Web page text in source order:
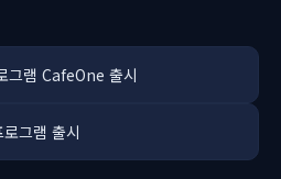
그램 CafeOne 출시
그램 출시